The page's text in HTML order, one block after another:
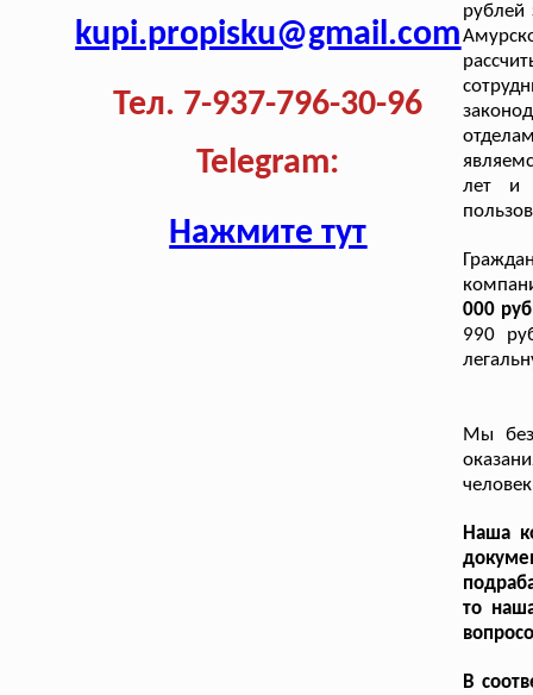
kupi.propisku@gmail.com
Тел. 7-937-796-30-96
Telegram:
Нажмите тут
лет и
000
990
Мы без
Наша
то
В